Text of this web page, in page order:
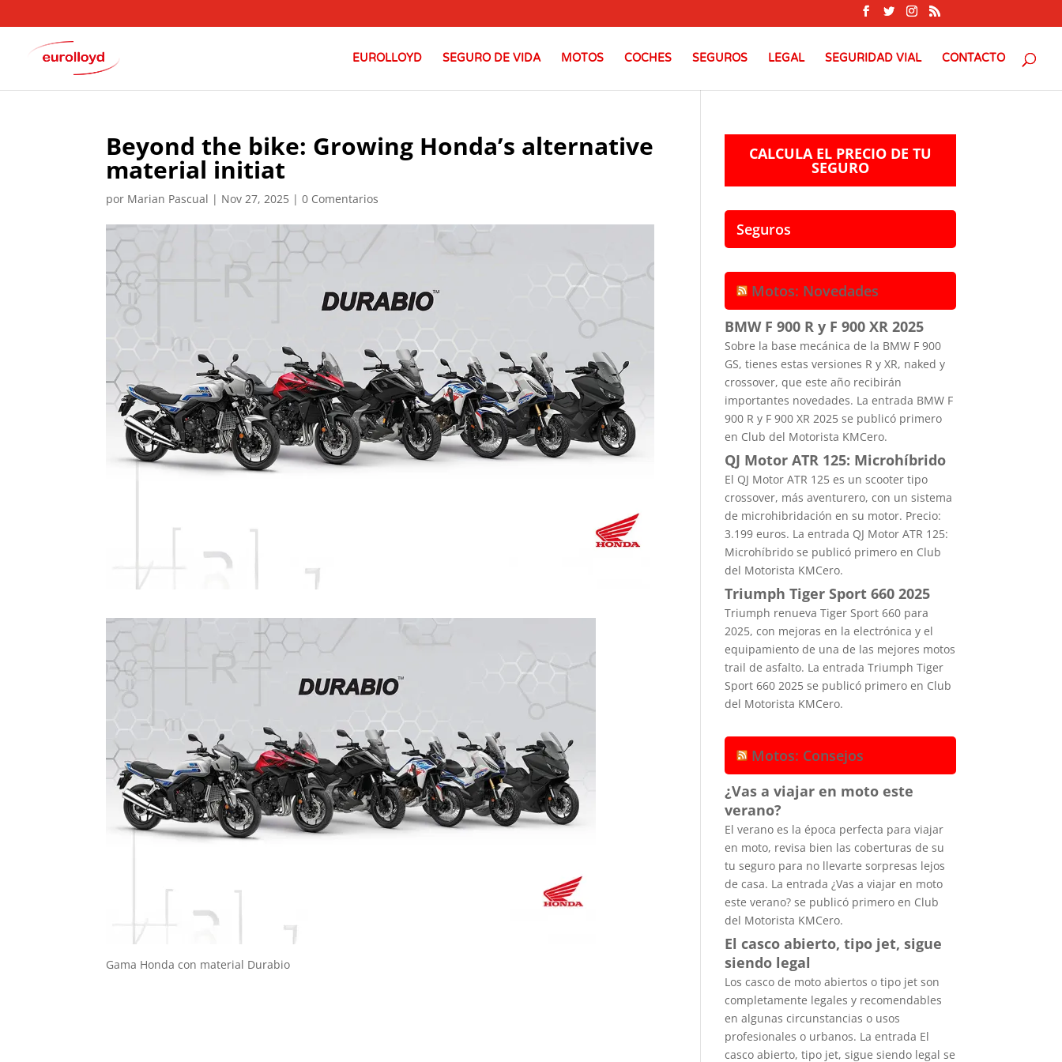
EUROLLOYD SEGURO DE VIDA MOTOS COCHES SEGUROS LEGAL SEGURIDAD VIAL CONTACTO
Beyond the bike: Growing Honda’s alternative
material initiat
por Marian Pascual | Nov 27, 2025 |0 Comentarios
Gama Honda con material Durabio
CALCULA EL PRECIO DE TU
SEGURO
Seguros
Motos: Novedades
BMW F 900 R y F 900 XR 2025
Sobre la base mecánica de la BMW F 900
GS, tienes estas versiones R y XR, naked y
crossover, que este año recibirán
importantes novedades. La entrada BMW F
900 R y F 900 XR 2025 se publicó primero
en Club del Motorista KMCero.
QJ Motor ATR 125: Microhíbrido
El QJ Motor ATR 125 es un scooter tipo
crossover, más aventurero, con un sistema
de microhibridación en su motor. Precio:
3.199 euros. La entrada QJ Motor ATR 125:
Microhíbrido se publicó primero en Club
del Motorista KMCero.
Triumph Tiger Sport 660 2025
Triumph renueva Tiger Sport 660 para
2025, con mejoras en la electrónica y el
equipamiento de una de las mejores motos
trail de asfalto. La entrada Triumph Tiger
Sport 660 2025 se publicó primero en Club
del Motorista KMCero.
Motos: Consejos
¿Vas a viajar en moto este
verano?
El verano es la época perfecta para viajar
en moto, revisa bien las coberturas de su
tu seguro para no llevarte sorpresas lejos
de casa. La entrada ¿Vas a viajar en moto
este verano? se publicó primero en Club
del Motorista KMCero.
El casco abierto, tipo jet, sigue
siendo legal
Los casco de moto abiertos o tipo jet son
completamente legales y recomendables
en algunas circunstancias o usos
profesionales o urbanos. La entrada El
casco abierto, tipo jet, sigue siendo legal se